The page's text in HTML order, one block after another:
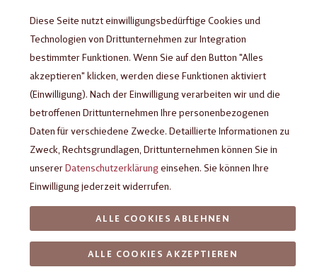
Heilemann Sahne-Trüffel Ei, 18 g
Diese Seite nutzt einwilligungsbedürftige Cookies und
Technologien von Drittunternehmen zur Integration
bestimmter Funktionen. Wenn Sie auf den Button "Alles
akzeptieren" klicken, werden diese Funktionen aktiviert
(Einwilligung). Nach der Einwilligung verarbeiten wir und die
betroffenen Drittunternehmen Ihre personenbezogenen
Daten für verschiedene Zwecke. Detaillierte Informationen zu
Zweck, Rechtsgrundlagen, Drittunternehmen können Sie in
unsererDatenschutzerklärungeinsehen. Sie können Ihre
Einwilligung jederzeit widerrufen.
ALLE COOKIES AKZEPTIEREN
ALLE COOKIES ABLEHNEN